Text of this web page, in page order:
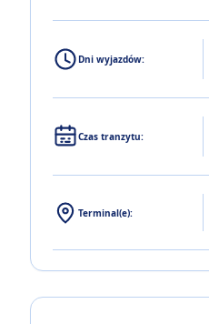
Dni wyjazdów:
Czas tranzytu:
Terminal(e):